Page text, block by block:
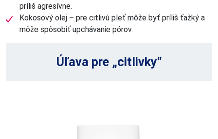
príliš agresívne.
Kokosový olej – pre citlivú pleť môže byť príliš ťažký a
môže spôsobiť upchávanie pórov.
Úľava pre „citlivky“